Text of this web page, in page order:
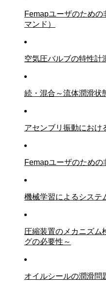
Femapユーザのため
マンド）
空気圧バルブの特性計
続・混合～流体潤滑状
アセンブリ振動にお
Femapユーザのため
機械学習によるシステ
圧縮装置のメカニズム
グの必要性～
オイルシールの潤滑問